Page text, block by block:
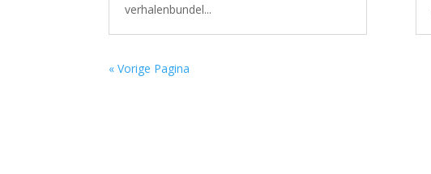
verhalenbundel...
« Vorige Pagina